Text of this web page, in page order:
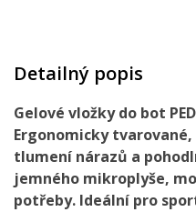
Detailný popis
Gelové vložky do bot
Ergonomicky
tlumení nárazů a
jemného mikroplyše,
potřeby. Ideální pro